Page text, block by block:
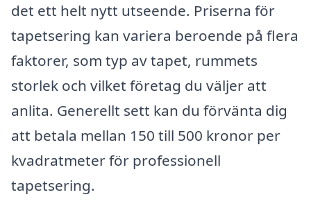
det ett helt nytt utseende. Priserna för
tapetsering kan variera beroende på flera
faktorer, som typ av tapet, rummets
storlek och vilket företag du väljer att
anlita. Generellt sett kan du förvänta dig
att betala mellan 150 till 500 kronor per
kvadratmeter för professionell
tapetsering.